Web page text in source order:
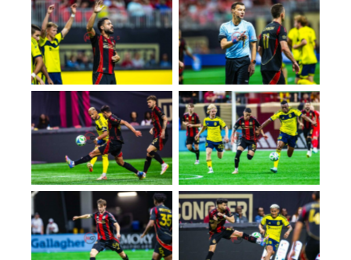
No Caption No Caption
No Caption No Caption
No Caption No Caption